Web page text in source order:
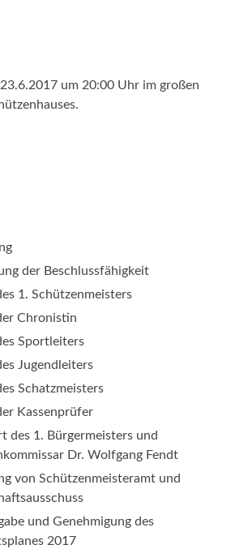
um 20:00 Uhr im großen
der Beschlussfähigkeit
1. Schützenmeisters
Chronistin
Sportleiters
Jugendleiters
Schatzmeisters
Kassenprüfer
des 1. Bürgermeisters und
Dr. Wolfgang Fendt
von Schützenmeisteramt und
und Genehmigung des
2017